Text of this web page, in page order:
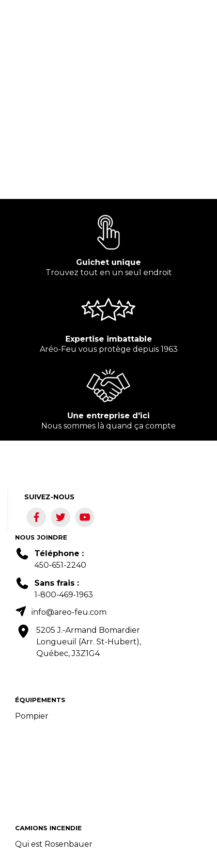
Guichet unique
Trouvez tout en un seul endroit
Expertise imbattable
Aréo-Feu vous protège depuis 1963
Une entreprise d'ici
Nous sommes là quand ça compte
ÉQUIPEMENTS
Pompier
CAMIONS INCENDIE
Qui est Rosenbauer
NOUS JOINDRE
Téléphone :
450-651-2240
Sans frais :
1-800-469-1963
info@areo-feu.com
5205 J.-Armand Bomardier
Longueuil (Arr. St-Hubert),
Québec, J3Z1G4
SUIVEZ-NOUS